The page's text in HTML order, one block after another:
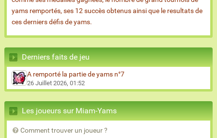
yams remportés, ses 12 succès obtenus ainsi que le resultats de
ces derniers défis de yams.
Derniers faits de jeu
A remporté la partie de yams n°7
26 Juillet 2026, 01:52
Les joueurs sur Miam-Yams
Comment trouver un joueur ?